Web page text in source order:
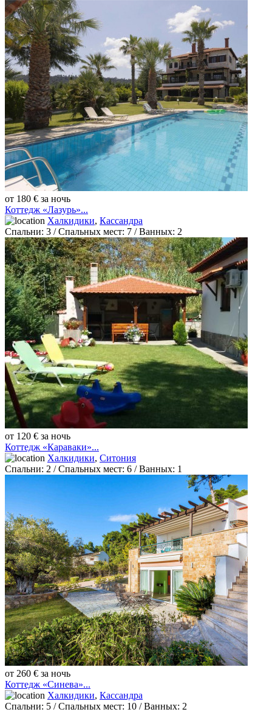
от 180 € за ночь
Коттедж «Лазурь»...
Халкидики, Кассандра
Спальни: 3 / Спальных мест: 7 /Ванных: 2
от 120 € за ночь
Коттедж «Караваки»...
Халкидики, Ситония
Спальни: 2 / Спальных мест: 6 /Ванных: 1
от 260 € за ночь
Коттедж «Синева»...
Халкидики, Кассандра
Спальни: 5 / Спальных мест: 10 /Ванных: 2